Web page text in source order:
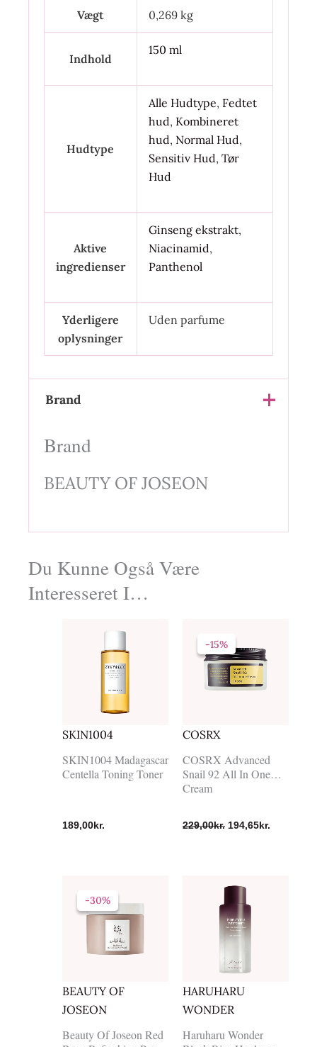
Vægt 0,269 kg
Indhold
150 ml
Hudtype
Alle Hudtype, Fedtet
hud, Kombineret
hud, Normal Hud,
Sensitiv Hud, Tør
Hud
Aktive
ingredienser
Ginseng ekstrakt,
Niacinamid,
Panthenol
Yderligere
oplysninger
Uden parfume
Brand
Brand
BEAUTY OF JOSEON
Du Kunne Også Være
Interesseret I…
SKIN1004
SKIN1004 Madagascar
Centella Toning Toner
189,00kr.
-15%
COSRX
-15%
COSRX Advanced
Snail 92 All In One
Cream
229,00kr.
oprindelige
pris
var:
229,00kr..
194,65kr.
-30%
BEAUTY OF
JOSEON
-30%
Beauty Of Joseon Red
oprindelige
pris
var:
199,00kr..
HARUHARU
WONDER
Haruharu Wonder